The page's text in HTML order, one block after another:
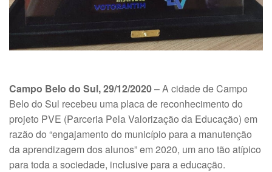
Campo Belo do Sul, 29/12/2020– A cidade de Campo
Belo do Sul recebeu uma placa de reconhecimento do
projeto PVE (Parceria Pela Valorização da Educação) em
razão do “engajamento do município para a manutenção
da aprendizagem dos alunos” em 2020, um ano tão atípico
para toda a sociedade, inclusive para a educação.